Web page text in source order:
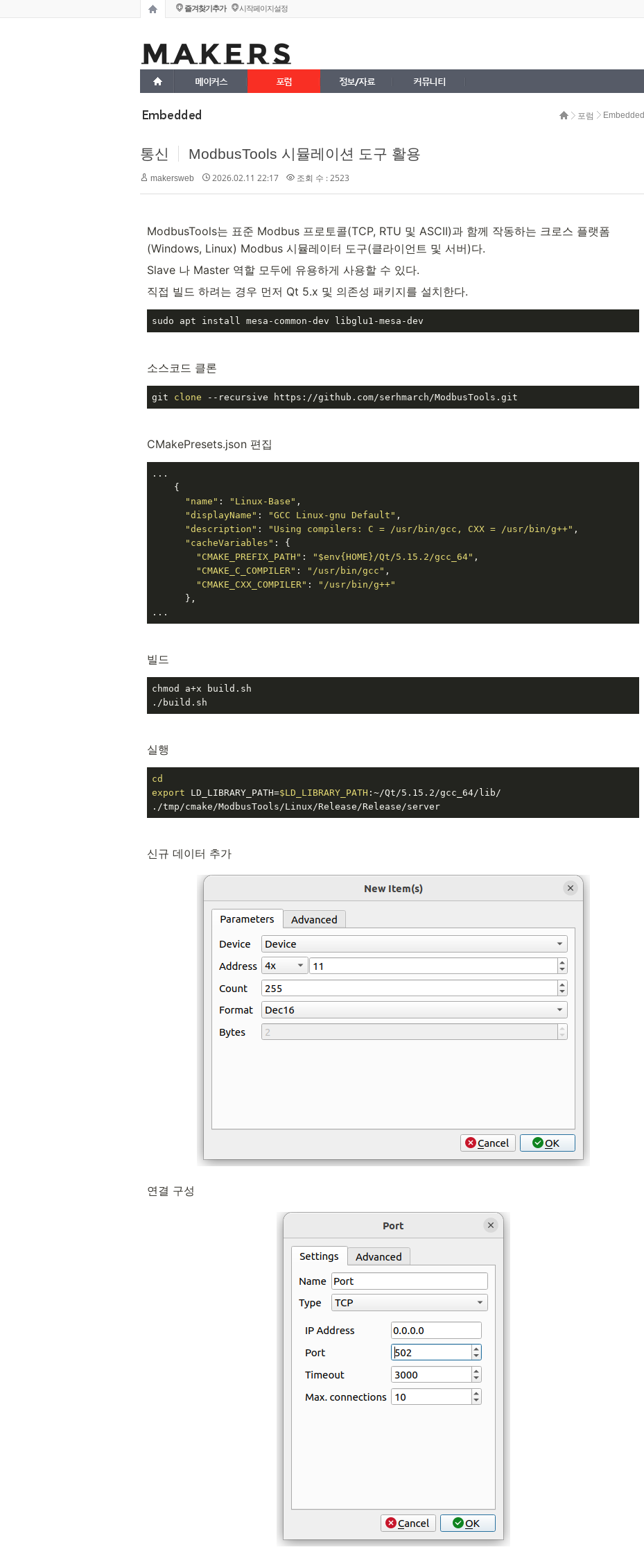
즐겨찾기추가 시작페이지설정
메이커스 포럼 정보/자료 커뮤니티
Embedded 포럼 Embedded
통신 ModbusTools 시뮬레이션 도구 활용
makersweb 2026.02.11 22:17 조회 수 : 2523
ModbusTools는 표준 Modbus 프로토콜(TCP, RTU 및 ASCII)과 함께 작동하는 크로스 플랫폼
(Windows, Linux) Modbus 시뮬레이터 도구(클라이언트 및 서버)다.
Slave 나 Master 역할 모두에 유용하게 사용할 수 있다.
직접 빌드 하려는 경우 먼저 Qt 5.x 및 의존성 패키지를 설치한다.
sudo apt install mesa-common-dev libglu1-mesa-dev
소스코드 클론
git clone --recursive https://github.com/serhmarch/ModbusTools.git
CMakePresets.json 편집
...
{
"name" : "Linux-Base" ,
"displayName" : "GCC Linux-gnu Default" ,
"description" : "Using compilers: C = /usr/bin/gcc, CXX = /usr/bin/g++" ,
"cacheVariables" : {
"CMAKE_PREFIX_PATH" : " $env{HOME}/Qt/5.15.2/gcc_64" ,
"CMAKE_C_COMPILER" : "/usr/bin/gcc" ,
"CMAKE_CXX_COMPILER" :
"/usr/bin/g++"
},
...
빌드
chmod a+x build.sh
./build.sh
실행
cd
export LD_LIBRARY_PATH=$LD_LIBRARY_PATH :~/Qt/5.15.2/gcc_64/lib/
./tmp/cmake/ModbusTools/Linux/Release/Release/server
신규 데이터 추가
연결 구성